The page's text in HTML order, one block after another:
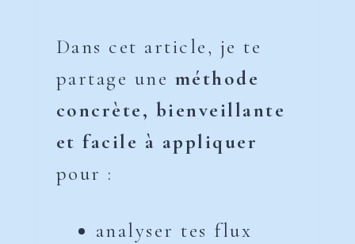
Dans cet article, je te
partage une méthode
concrète, bienveillante
et facile à appliquer
pour :
analyser tes flux